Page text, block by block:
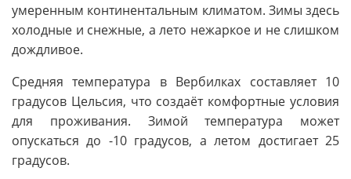
умеренным континентальным климатом. Зимы здесь
холодные и снежные, а лето нежаркое и не слишком
дождливое.
Средняя температура в Вербилках составляет 10
градусов Цельсия, что создаёт комфортные условия
для проживания. Зимой температура может
опускаться до -10 градусов, а летом достигает 25
градусов.